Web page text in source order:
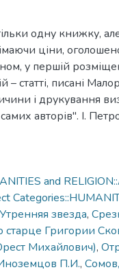
одну книжку,
ціни,
у першій
– статті, писані
і друкування
авторів". І.
and
Утренняя звезда,
старце Григории
Михайлович),
П.И.,